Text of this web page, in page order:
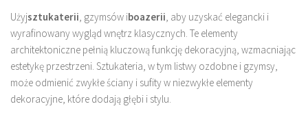
Użyjsztukaterii, gzymsów iboazerii, aby uzyskać elegancki i
wyrafinowany wygląd wnętrz klasycznych. Te elementy
architektoniczne pełnią kluczową funkcję dekoracyjną, wzmacniając
estetykę przestrzeni. Sztukateria, w tym listwy ozdobne i gzymsy,
może odmienić zwykłe ściany i sufity w niezwykłe elementy
dekoracyjne, które dodają głębi i stylu.